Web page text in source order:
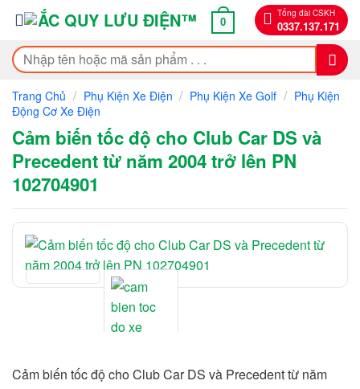
qua
nội
dung
0
Tổng đài CSKH
0337.137.171
Tìm
kiếm:
Trang Chủ / Phụ Kiện Xe Điện / Phụ Kiện Xe Golf / Phụ Kiện
Động Cơ Xe Điện
Cảm biến tốc độ cho Club Car DS và
Precedent từ năm 2004 trở lên PN
102704901
Cảm biến tốc độ cho Club Car DS và Precedent từ năm